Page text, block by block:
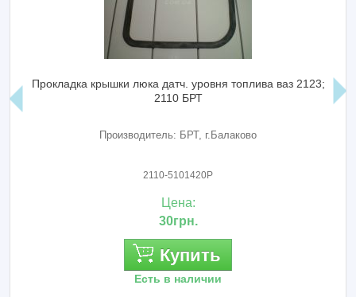
Прокладка крышки люка датч. уровня топлива ваз 2123;
2110 БРТ
Производитель: БРТ, г.Балаково
2110-5101420Р
Цена:
30грн.
Купить
Есть в наличии